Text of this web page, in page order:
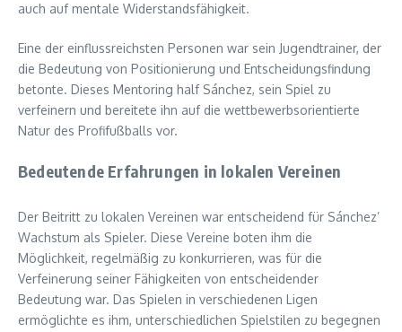
auch auf mentale Widerstandsfähigkeit.
Eine der einflussreichsten Personen war sein Jugendtrainer, der
die Bedeutung von Positionierung und Entscheidungsfindung
betonte. Dieses Mentoring half Sánchez, sein Spiel zu
verfeinern und bereitete ihn auf die wettbewerbsorientierte
Natur des Profifußballs vor.
Bedeutende Erfahrungen in lokalen Vereinen
Der Beitritt zu lokalen Vereinen war entscheidend für Sánchez’
Wachstum als Spieler. Diese Vereine boten ihm die
Möglichkeit, regelmäßig zu konkurrieren, was für die
Verfeinerung seiner Fähigkeiten von entscheidender
Bedeutung war. Das Spielen in verschiedenen Ligen
ermöglichte es ihm, unterschiedlichen Spielstilen zu begegnen